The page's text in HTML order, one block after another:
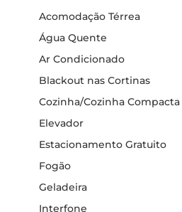
Acomodação Térrea
Água Quente
Ar Condicionado
Blackout nas Cortinas
Cozinha/Cozinha Compacta
Elevador
Estacionamento Gratuito
Fogão
Geladeira
Interfone